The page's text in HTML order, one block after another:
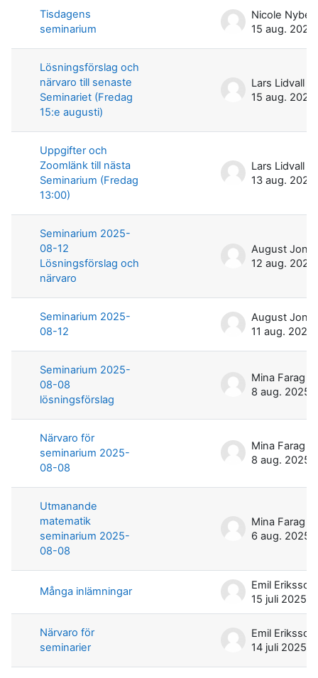
Tisdagens
seminarium
Nicole
15 aug. 2025
Lösningsförslag och
närvaro till senaste
Seminariet (Fredag
15:e augusti)
Lars Lidvall
15 aug. 2025
Uppgifter och
Zoomlänk till nästa
Seminarium (Fredag
13:00)
Lars Lidvall
13 aug. 2025
Seminarium 2025-
08-12
Lösningsförslag och
närvaro
August
12 aug. 2025
Seminarium 2025-
08-12
August
11 aug. 2025
Seminarium 2025-
08-08
lösningsförslag
Mina Farag
8 aug. 2025
Närvaro för
seminarium 2025-
08-08
Mina Farag
8 aug. 2025
Utmanande
matematik
seminarium 2025-
08-08
Mina Farag
6 aug. 2025
Många inlämningar
Emil Eriksson
15 juli 2025
Närvaro för
seminarier
Emil Eriksson
14 juli 2025